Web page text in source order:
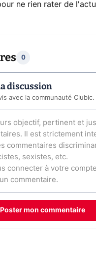
ne rien rater de l'actu
0
discussion
avec la communauté Clubic.
Poster mon commentaire